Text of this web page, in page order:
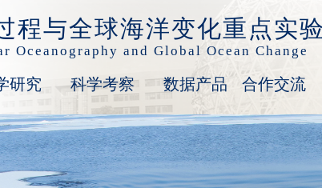
程与全球海洋变化重点实
Oceanography and Global Ocean Change
研究 科学考察 数据产品 合作交流